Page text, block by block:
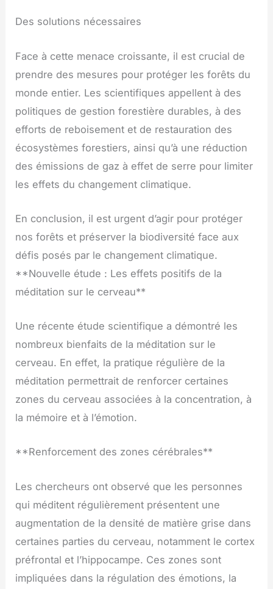
Des solutions nécessaires
Face à cette menace croissante, il est crucial de
prendre des mesures pour protéger les forêts du
monde entier. Les scientifiques appellent à des
politiques de gestion forestière durables, à des
efforts de reboisement et de restauration des
écosystèmes forestiers, ainsi qu’à une réduction
des émissions de gaz à effet de serre pour limiter
les effets du changement climatique.
En conclusion, il est urgent d’agir pour protéger
nos forêts et préserver la biodiversité face aux
défis posés par le changement climatique.
**Nouvelle étude : Les effets positifs de la
méditation sur le cerveau**
Une récente étude scientifique a démontré les
nombreux bienfaits de la méditation sur le
cerveau. En effet, la pratique régulière de la
méditation permettrait de renforcer certaines
zones du cerveau associées à la concentration, à
la mémoire et à l’émotion.
**Renforcement des zones cérébrales**
Les chercheurs ont observé que les personnes
qui méditent régulièrement présentent une
augmentation de la densité de matière grise dans
certaines parties du cerveau, notamment le cortex
préfrontal et l’hippocampe. Ces zones sont
impliquées dans la régulation des émotions, la